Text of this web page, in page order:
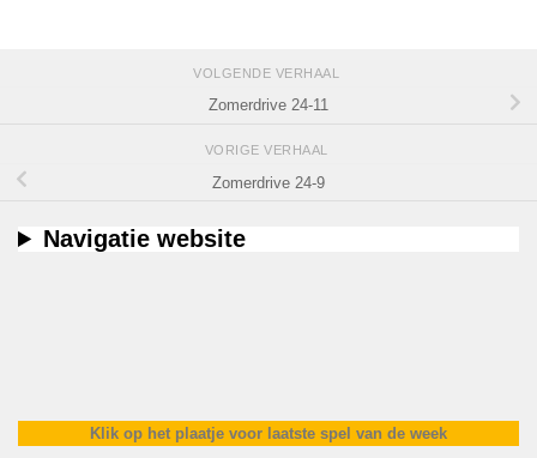
VOLGENDE VERHAAL
Zomerdrive 24-11
VORIGE VERHAAL
Zomerdrive 24-9
Navigatie website
Klik op het plaatje voor laatste spel van de week